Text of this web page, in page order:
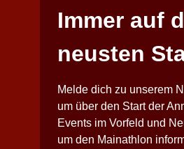
Immer auf
neusten
Melde dich zu unserem
um über den Start der
Events im Vorfeld und
um den Mainathlon